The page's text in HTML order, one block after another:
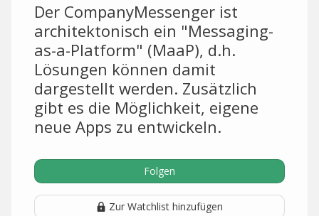
Der CompanyMessenger ist
architektonisch ein "Messaging-
as-a-Platform" (MaaP), d.h.
Lösungen können damit
dargestellt werden. Zusätzlich
gibt es die Möglichkeit, eigene
neue Apps zu entwickeln.
Folgen
Zur Watchlist hinzufügen